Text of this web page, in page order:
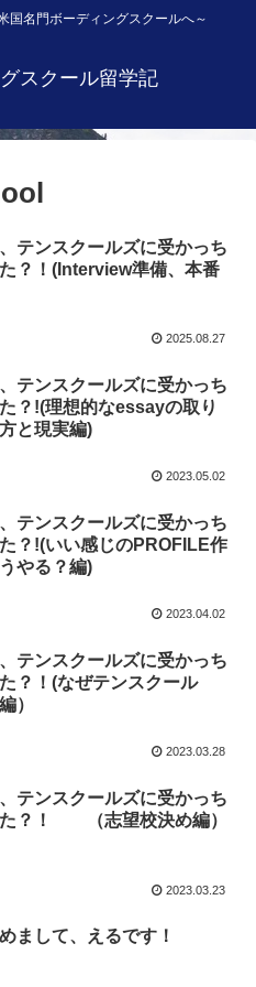
国名門ボーディングスクールへ～
スクール留学記
テンスクールズに受かっち
？！(Interview準備、本番
2025.08.27
テンスクールズに受かっち
？!(理想的なessayの取り
と現実編)
2023.05.02
テンスクールズに受かっち
？!(いい感じのPROFILE作
やる？編)
2023.04.02
テンスクールズに受かっち
？！(なぜテンスクール
）
2023.03.28
テンスクールズに受かっち
た？！ （志望校決め編）
2023.03.23
まして、えるです！